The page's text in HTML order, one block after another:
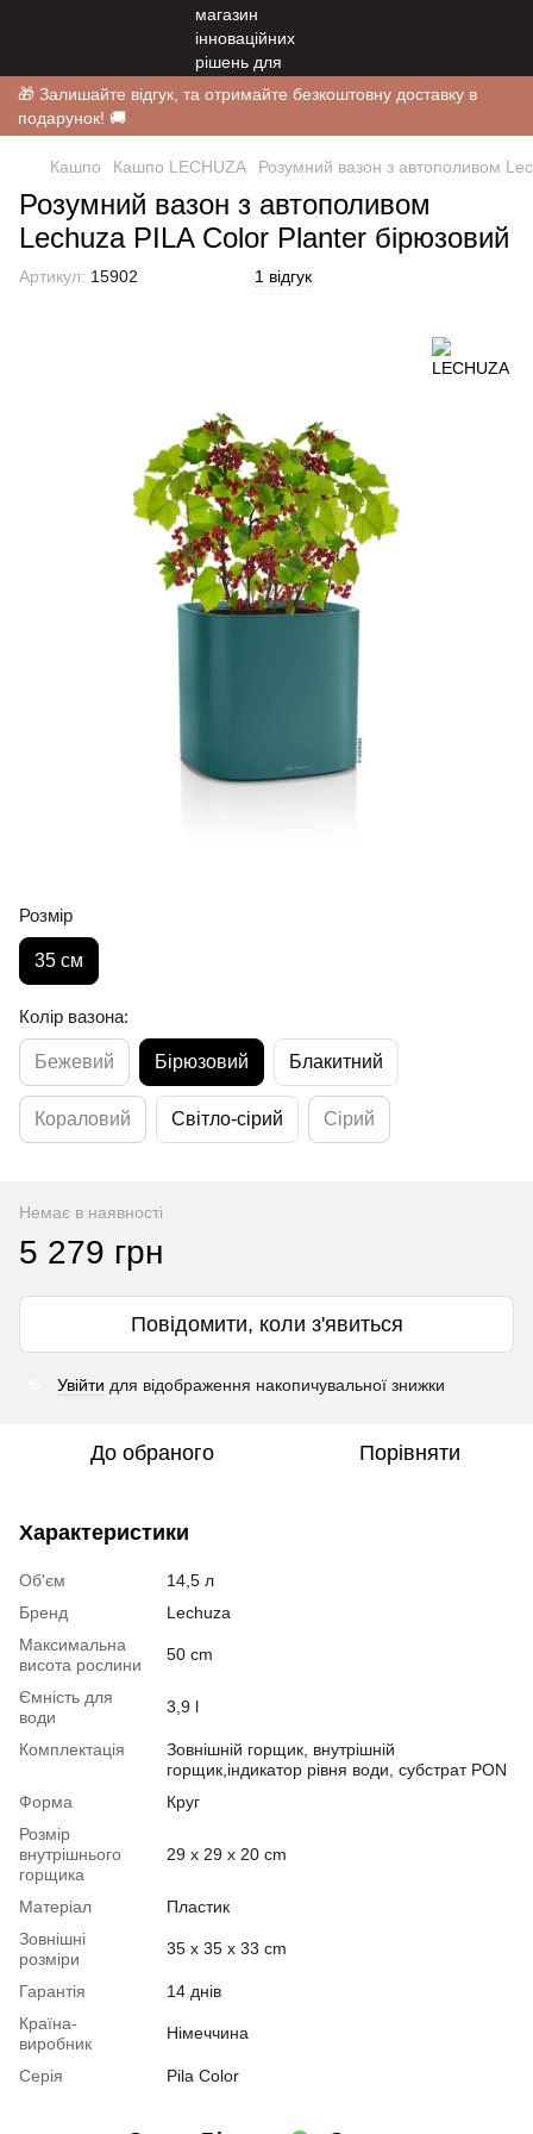
🎁 Залишайте відгук, та отримайте безкоштовну доставку в
подарунок! 🚚
Кашпо Кашпо LECHUZA Розумний вазон з автополивом
Розумний вазон з автополивом
Lechuza PILA Color Planter бірюзовий
Артикул: 15902 1 відгук
Розмір
35 см
Колір вазона:
Бежевий Бірюзовий Блакитний
Кораловий Світло-сірий Сірий
Немає в наявності
5 279 грн
Повідомити, коли з'явиться
Увійти для відображення накопичувальної знижки
До обраного Порівняти
Характеристики
Об'єм
14,5 л
Бренд
Lechuza
Максимальна
висота рослини
50 cm
Ємність для
води
3,9 l
Комплектація
Зовнішній горщик, внутрішній
горщик,індикатор рівня води, субстрат PON
Форма
Круг
Розмір
внутрішнього
горщика
29 x 29 x 20 cm
Матеріал
Пластик
Зовнішні
розміри
35 x 35 x 33 cm
Гарантія
14 днів
Країна-
виробник
Німеччина
Серія Pila Color